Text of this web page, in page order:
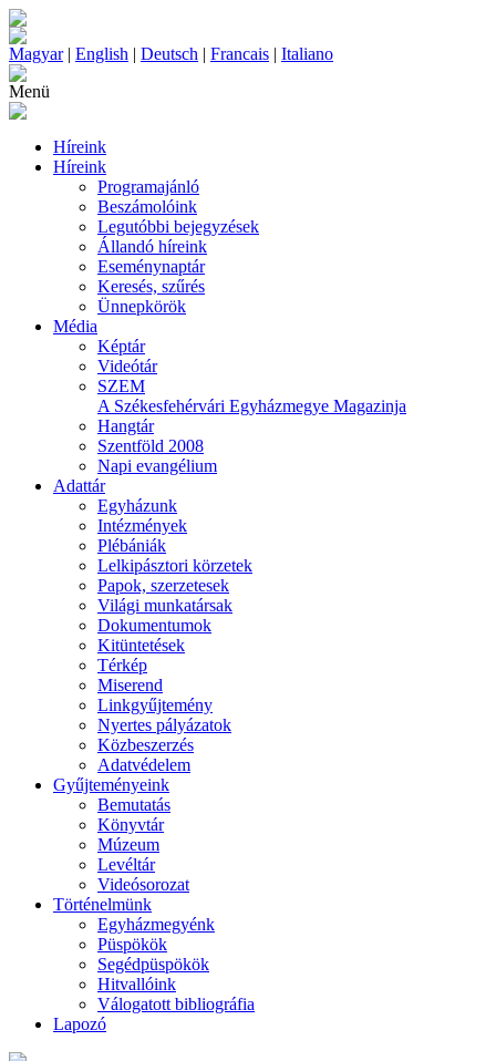
Magyar| English | Deutsch | Francais | Italiano
Menü
Híreink
Híreink
Programajánló
Beszámolóink
Legutóbbi bejegyzések
Állandó híreink
Eseménynaptár
Keresés, szűrés
Ünnepkörök
Média
Képtár
Videótár
SZEM
A Székesfehérvári Egyházmegye Magazinja
Hangtár
Szentföld 2008
Napi evangélium
Adattár
Egyházunk
Intézmények
Plébániák
Lelkipásztori körzetek
Papok, szerzetesek
Világi munkatársak
Dokumentumok
Kitüntetések
Térkép
Miserend
Linkgyűjtemény
Nyertes pályázatok
Közbeszerzés
Adatvédelem
Gyűjteményeink
Bemutatás
Könyvtár
Múzeum
Levéltár
Videósorozat
Történelmünk
Egyházmegyénk
Püspökök
Segédpüspökök
Hitvallóink
Válogatott bibliográfia
Lapozó